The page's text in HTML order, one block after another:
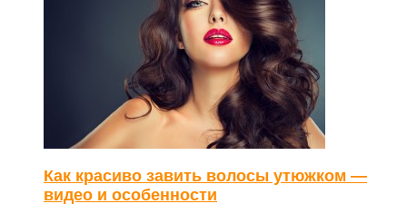
Как красиво завить волосы утюжком —
видео и особенности